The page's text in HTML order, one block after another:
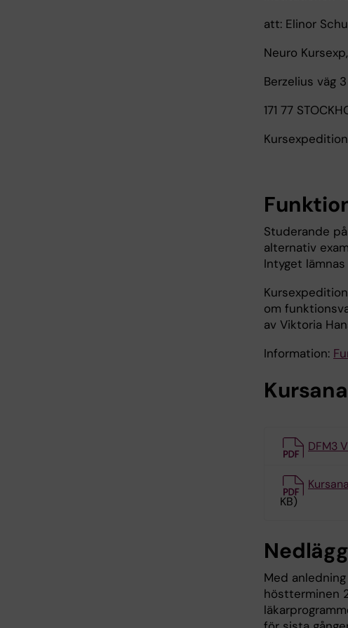
att: Elinor
Neuro
Berzelius väg 3
171 77
Studerande
alternativ
Intyget
om
av Viktoria
Information:
DFM3
KB)
Med
höstterminen